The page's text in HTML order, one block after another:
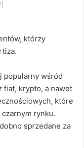
którzy
popularny wśród
fiat, krypto, a nawet
które
rynku.
sprzedane za